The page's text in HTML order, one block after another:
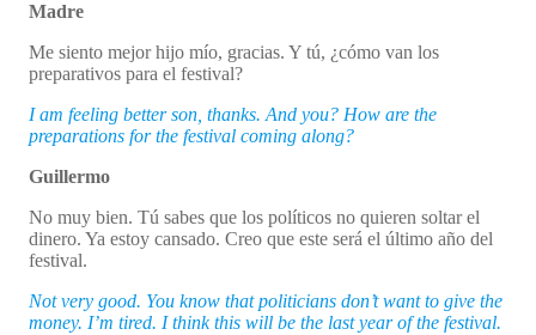
Madre
Me siento mejor hijo mío, gracias. Y tú, ¿cómo van los
preparativos para el festival?
I am feeling better son, thanks. And you? How are the
preparations for the festival coming along?
Guillermo
No muy bien. Tú sabes que los políticos no quieren soltar el
dinero. Ya estoy cansado. Creo que este será el último año del
festival.
Not very good. You know that politicians don’t want to give the
money. I’m tired. I think this will be the last year of the festival.